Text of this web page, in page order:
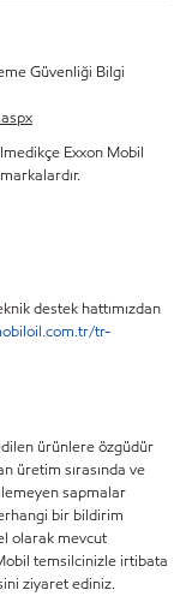
Güvenliği Bilgi
Exxon Mobil
destek hattımızdan
tr-
ürünlere özgüdür
üretim sırasında ve
sapmalar
bir bildirim
olarak mevcut
temsilcinizle irtibata
ziyaret ediniz.